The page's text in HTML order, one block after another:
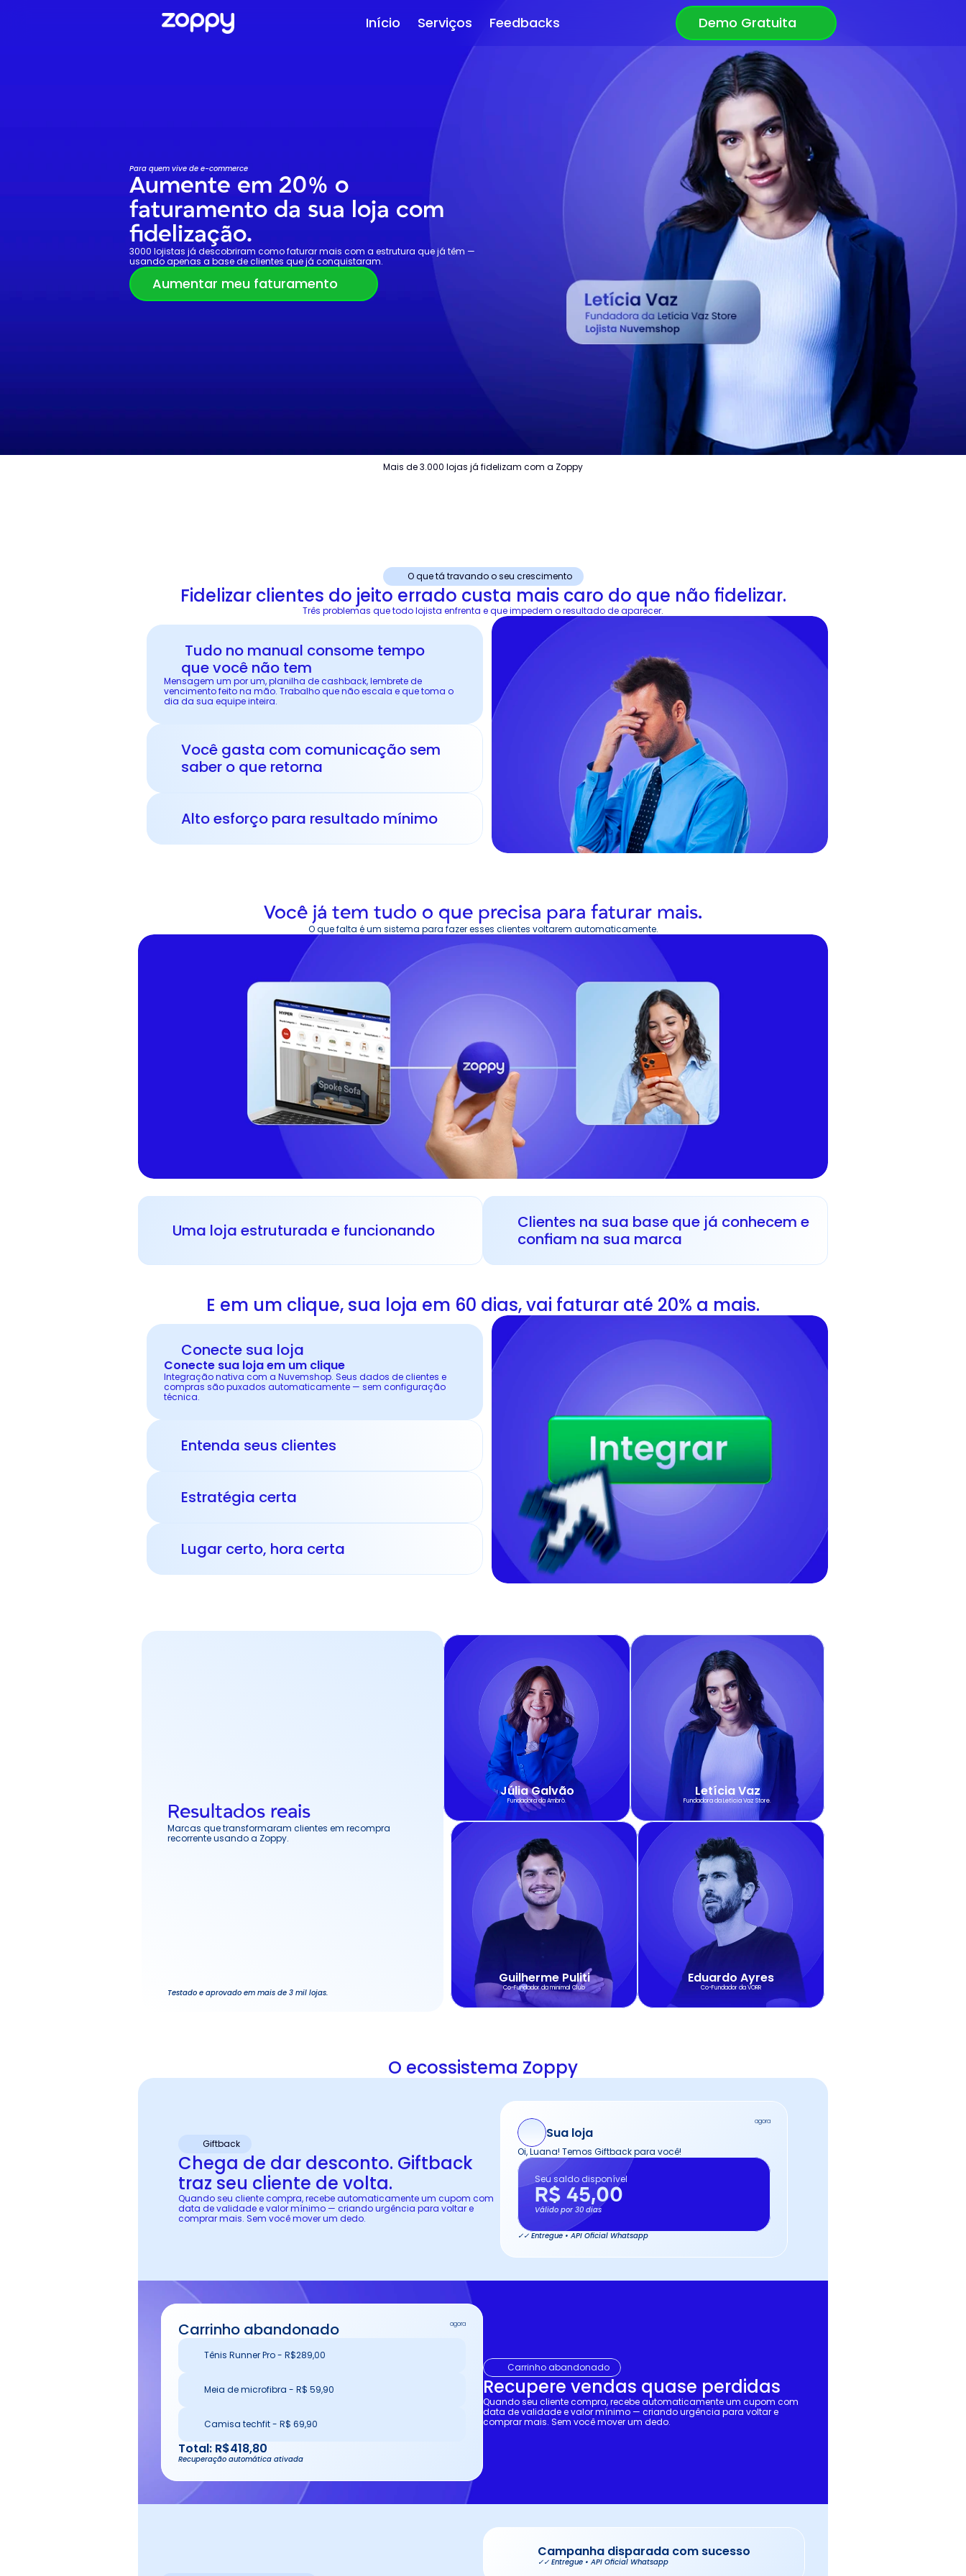
Início Serviços Feedbacks Demo Gratuita
Para quem vive de e-commerce
Aumente em 20% o
faturamento da sua loja com
fidelização.
3000 lojistas já descobriram como faturar mais com a estrutura que já têm —
usando apenas a base de clientes que já conquistaram.
Aumentar meu faturamento
Mais de 3.000 lojas já fidelizam com a Zoppy
O que tá travando o seu crescimento
Fidelizar clientes do jeito errado custa mais caro do que não fidelizar.
Três problemas que todo lojista enfrenta e que impedem o resultado de aparecer.
que você não tem
Mensagem um por um, planilha de cashback, lembrete de
vencimento feito na mão. Trabalho que não escala e que toma o
dia da sua equipe inteira.
Você gasta com comunicação sem
saber o que retorna
Alto esforço para resultado mínimo
Você já tem tudo o que precisa para faturar mais.
O que falta é um sistema para fazer esses clientes voltarem automaticamente.
Uma loja estruturada e funcionando
Clientes na sua base que já conhecem e
confiam na sua marca
E em um clique, sua loja em 60 dias, vai faturar até 20% a mais.
Conecte sua loja
Conecte sua loja em um clique
Integração nativa com a Nuvemshop. Seus dados de clientes e
compras são puxados automaticamente — sem configuração
técnica.
Entenda seus clientes
Estratégia certa
Lugar certo, hora certa
Resultados reais
Marcas que transformaram clientes em recompra
recorrente usando a Zoppy.
Testado e aprovado em mais de 3 mil lojas.
Júlia Galvão
Fundadora da Ambrô.
Letícia Vaz
Fundadora da Letícia Vaz Store.
Guilherme Puliti
Co-Fundador da minimal Club
Eduardo Ayres
Co-Fundador da VORR
O ecossistema Zoppy
Giftback
Chega de dar desconto. Giftback
traz seu cliente de volta.
Quando seu cliente compra, recebe automaticamente um cupom com
data de validade e valor mínimo — criando urgência para voltar e
comprar mais. Sem você mover um dedo.
Sua loja
agora
Oi, Luana! Temos Giftback para você!
Seu saldo disponível
R$ 45,00
Válido por 30 dias
✓✓ Entregue • API Oficial Whatsapp
Carrinho abandonado agora
Tênis Runner Pro - R$289,00
Meia de microfibra - R$ 59,90
Camisa techfit - R$ 69,90
Total: R$418,80
Recuperação automática ativada
Carrinho abandonado
Recupere vendas quase perdidas
Quando seu cliente compra, recebe automaticamente um cupom com
data de validade e valor mínimo — criando urgência para voltar e
comprar mais. Sem você mover um dedo.
Campanha disparada com sucesso
✓✓ Entregue • API Oficial Whatsapp